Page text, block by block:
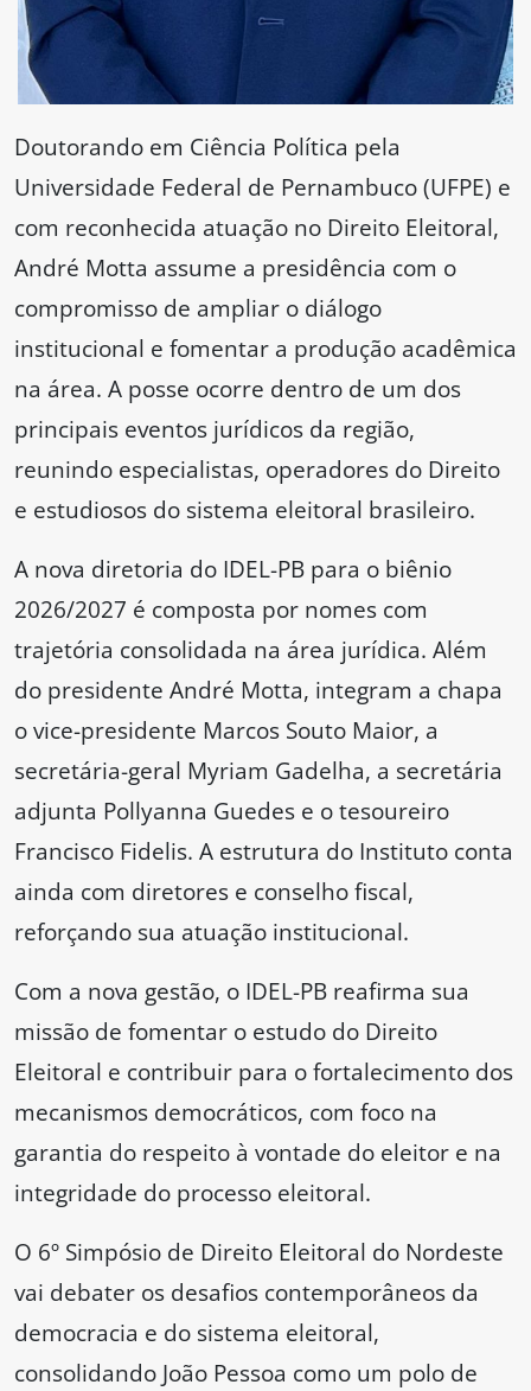
Doutorando em Ciência Política pela
Universidade Federal de Pernambuco (UFPE) e
com reconhecida atuação no Direito Eleitoral,
André Motta assume a presidência com o
compromisso de ampliar o diálogo
institucional e fomentar a produção acadêmica
na área. A posse ocorre dentro de um dos
principais eventos jurídicos da região,
reunindo especialistas, operadores do Direito
e estudiosos do sistema eleitoral brasileiro.
A nova diretoria do IDEL-PB para o biênio
2026/2027 é composta por nomes com
trajetória consolidada na área jurídica. Além
do presidente André Motta, integram a chapa
o vice-presidente Marcos Souto Maior, a
secretária-geral Myriam Gadelha, a secretária
adjunta Pollyanna Guedes e o tesoureiro
Francisco Fidelis. A estrutura do Instituto conta
ainda com diretores e conselho fiscal,
reforçando sua atuação institucional.
Com a nova gestão, o IDEL-PB reafirma sua
missão de fomentar o estudo do Direito
Eleitoral e contribuir para o fortalecimento dos
mecanismos democráticos, com foco na
garantia do respeito à vontade do eleitor e na
integridade do processo eleitoral.
O 6º Simpósio de Direito Eleitoral do Nordeste
vai debater os desafios contemporâneos da
democracia e do sistema eleitoral,
consolidando João Pessoa como um polo de